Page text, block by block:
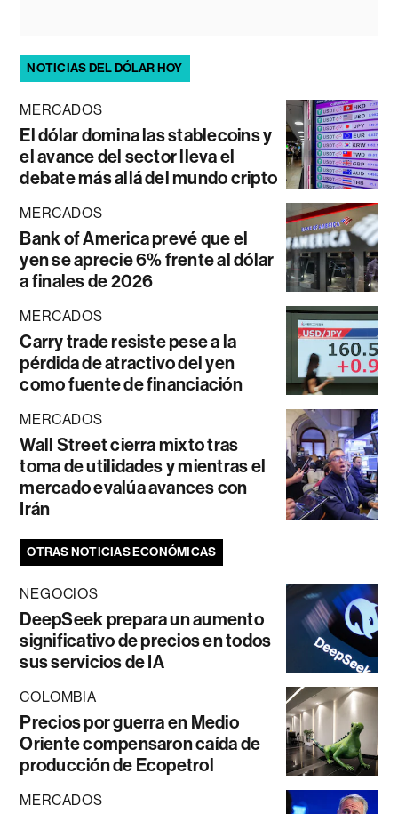
NOTICIAS DEL DÓLAR HOY
MERCADOS
El dólar domina las stablecoins y
el avance del sector lleva el
debate más allá del mundo cripto
MERCADOS
Bank of America prevé que el
yen se aprecie 6% frente al dólar
a finales de 2026
MERCADOS
Carry trade resiste pese a la
pérdida de atractivo del yen
como fuente de financiación
MERCADOS
Wall Street cierra mixto tras
toma de utilidades y mientras el
mercado evalúa avances con
Irán
OTRAS NOTICIAS ECONÓMICAS
NEGOCIOS
DeepSeek prepara un aumento
significativo de precios en todos
sus servicios de IA
COLOMBIA
Precios por guerra en Medio
Oriente compensaron caída de
producción de Ecopetrol
MERCADOS